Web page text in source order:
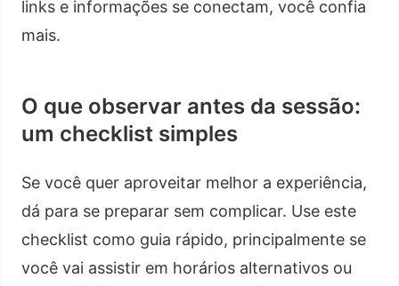
links e informações se conectam, você confia
mais.
O que observar antes da sessão:
um checklist simples
Se você quer aproveitar melhor a experiência,
dá para se preparar sem complicar. Use este
checklist como guia rápido, principalmente se
você vai assistir em horários alternativos ou